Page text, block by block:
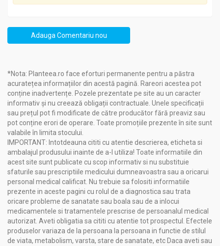
Adauga Comentariu nou
*Nota: Planteea.ro face eforturi permanente pentru a păstra
acuratețea informațiilor din acestă pagină. Rareori acestea pot
conține inadvertențe. Pozele prezentate pe site au un caracter
informativ și nu creează obligații contractuale. Unele specificații
sau prețul pot fi modificate de către producător fără preaviz sau
pot conține erori de operare. Toate promoțiile prezente în site sunt
valabile în limita stocului.
IMPORTANT: Intotdeauna cititi cu atentie descrierea, eticheta si
ambalajul produsului inainte de a-l utiliza! Toate informatiile din
acest site sunt publicate cu scop informativ si nu substituie
sfaturile sau prescriptiile medicului dumneavoastra sau a oricarui
personal medical calificat. Nu trebuie sa folositi informatiile
prezente in aceste pagini cu rolul de a diagnostica sau trata
oricare probleme de sanatate sau boala sau de a inlocui
medicamentele si tratamentele prescrise de persoanalul medical
autorizat. Aveti obligatia sa cititi cu atentie tot prospectul. Efectele
produselor variaza de la persoana la persoana in functie de stilul
de viata, metabolism, varsta, stare de sanatate, etc Daca aveti sau